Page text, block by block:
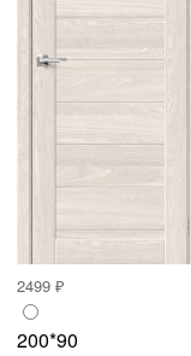
2499 ₽
200*90